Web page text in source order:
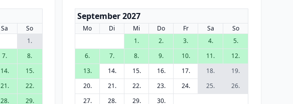
Sa
So
1.
7.
8.
14.
15.
21.
22.
28. 29.
September 2027
Mo Di Mi Do Fr Sa
So
1.
2. 3. 4.
5.
6.
7. 8. 9. 10. 11.
12.
13.
14. 15. 16. 17. 18.
19.
20.
21. 22. 23. 24. 25.
26.
27.
28. 29. 30.